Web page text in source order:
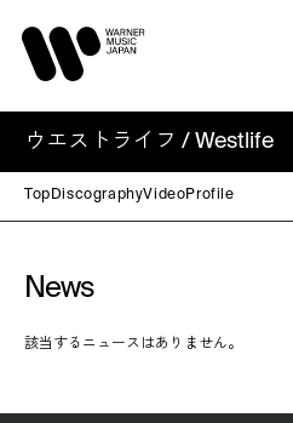
ウエストライフ / Westlife
Top DiscographyVideoProfile
News
該当するニュースはありません。